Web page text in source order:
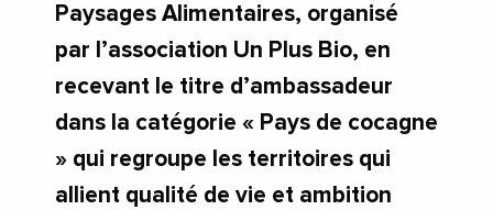
Paysages Alimentaires, organisé
par l’association Un Plus Bio, en
recevant le titre d’ambassadeur
dans la catégorie « Pays de cocagne
» qui regroupe les territoires qui
allient qualité de vie et ambition